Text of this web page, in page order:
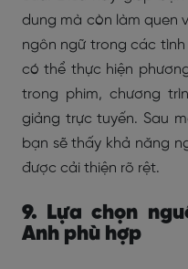
dung mà còn làm quen
ngôn ngữ trong các
có thể thực hiện
trong phim, chương
giảng trực tuyến. Sau
bạn sẽ thấy khả năng
được cải thiện rõ rệt.
9. Lựa chọn
Anh phù hợp